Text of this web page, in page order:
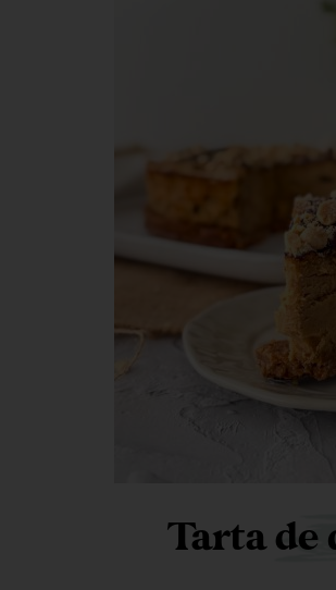
Tarta de